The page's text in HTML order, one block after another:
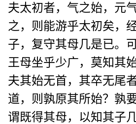
夫太初者，气之始，元
之，则能游乎太初矣，
子，复守其母几是已。
王母坐乎少广，莫知其
夫其始无首，其卒无尾
道，则孰原其所始？孰
谓既得其母，以知其子几